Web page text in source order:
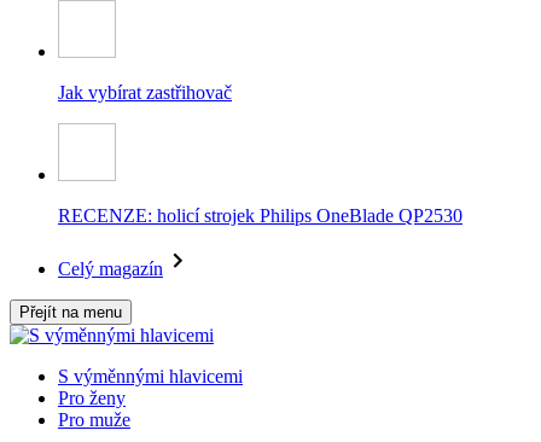
Jak vybírat zastřihovač
RECENZE: holicí strojek Philips OneBlade QP2530
Celý magazín
Přejít na menu
S výměnnými hlavicemi
Pro ženy
Pro muže